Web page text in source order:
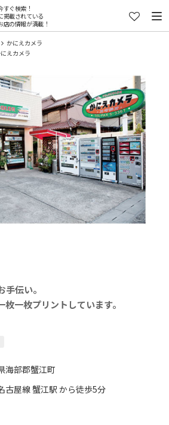
すぐ検索！
掲載されている
店の情報が満載！
かにえカメラ
えカメラ
伝い。
一枚プリントしています。
海部郡蟹江町
古屋線 蟹江駅 から徒歩5分